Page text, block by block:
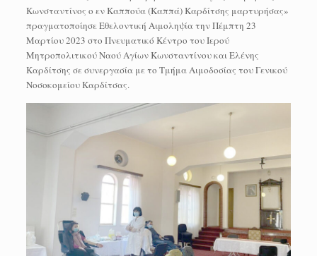
Κωνσταντίνος ο εν Καππούα (Καππά) Καρδίτσης μαρτυρήσας»
πραγματοποίησε Εθελοντική Αιμοληψία την Πέμπτη 23
Μαρτίου 2023 στο Πνευματικό Κέντρο του Ιερού
Μητροπολιτικού Ναού Αγίων Κωνσταντίνου και Ελένης
Καρδίτσης σε συνεργασία με το Τμήμα Αιμοδοσίας του Γενικού
Νοσοκομείου Καρδίτσας.